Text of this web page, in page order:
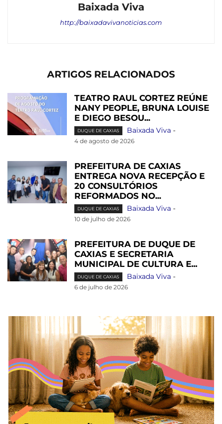
Baixada Viva
http://baixadavivanoticias.com
ARTIGOS RELACIONADOS
TEATRO RAUL CORTEZ REÚNE
NANY PEOPLE, BRUNA LOUISE
E DIEGO BESOU...
DUQUE DE CAXIAS Baixada Viva -
4 de agosto de 2026
PREFEITURA DE CAXIAS
ENTREGA NOVA RECEPÇÃO E
20 CONSULTÓRIOS
REFORMADOS NO...
DUQUE DE CAXIAS Baixada Viva -
10 de julho de 2026
PREFEITURA DE DUQUE DE
CAXIAS E SECRETARIA
MUNICIPAL DE CULTURA E...
DUQUE DE CAXIAS Baixada Viva -
6 de julho de 2026